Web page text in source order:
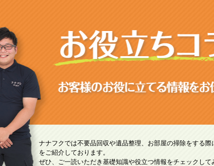
ナナフクでは不要品回収や遺品整理、お部屋の掃除をする
をご紹介しております。
ぜひ、ご一読いただき基礎知識や役立つ情報をチェックして